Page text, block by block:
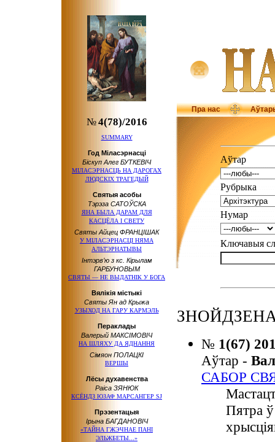
Пра нас
№4(78)/2016
SUMMARY
Год Міласэрнасці
Біскуп Алег БУТКЕВІЧ
МІЛАСЭРНАСЦЬ НА ДАРОГАХ
ЛЮДСКІХ ТРАГЕДЫЙ
Святыя асобы
Тэрэза САТОЎСКА
ЯНА БЫЛА ДАРАМ ДЛЯ
КАСЦЁЛА І СВЕТУ
Святы Айцец ФРАНЦІШАК
У МІЛАСЭРНАСЦІ НЯМА
АЛЬТЭРНАТЫВЫ
Інтэрв’ю з кс. Кірылам
ГАРБУНОВЫМ
СВЯТЫ — НЕ ВЫДАТНІК У БОГА
Вялікія містыкі
Святы Ян ад Крыжа
УЗЫХОД НА ГАРУ КАРМЭЛЬ
Пераклады
Валерый МАКСІМОВІЧ
НА ШЛЯХУ ДА ЯДНАННЯ
Сімяон ПОЛАЦКІ
ВЕРШЫ
Лёсы духавенства
Раіса ЗЯНЮК
КСЁНДЗ ЮЗАФ МАРСАНГЕР SJ
Прэзентацыя
Ірына БАГДАНОВІЧ
«ТАЙНА ГЖЭЧНАЕ ПАНІ
ЭЛЬЖБЕТЫ...»
Аўтар
Рубрыка
Нумар
Ключавыя
№ 1(67)
Аўтар -
САБОР
Пятра